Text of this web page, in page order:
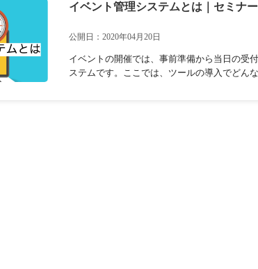
イベント管理システムとは｜セミナ
公開日：2020年04月20日
イベントの開催では、事前準備から当日の受
ステムです。ここでは、ツールの導入でどん